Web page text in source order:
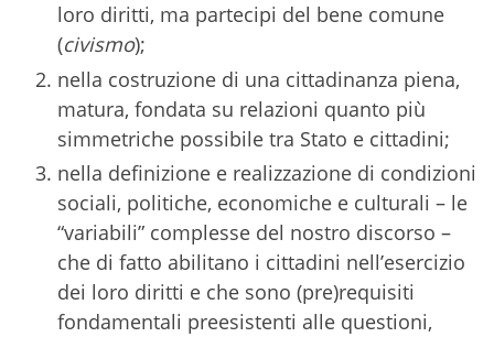
loro diritti, ma partecipi del bene comune
(civismo);
nella costruzione di una cittadinanza piena,
matura, fondata su relazioni quanto più
simmetriche possibile tra Stato e cittadini;
nella definizione e realizzazione di condizioni
sociali, politiche, economiche e culturali – le
“variabili” complesse del nostro discorso –
che di fatto abilitano i cittadini nell’esercizio
dei loro diritti e che sono (pre)requisiti
fondamentali preesistenti alle questioni,